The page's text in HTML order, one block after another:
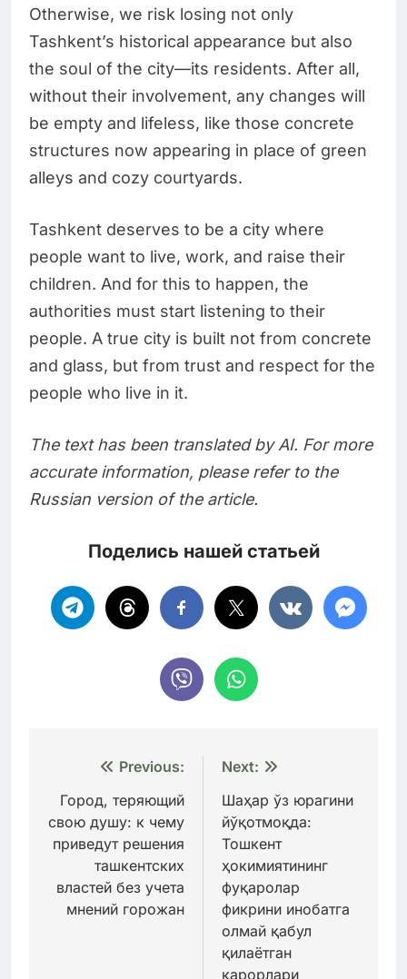
Otherwise, we risk losing not only
Tashkent’s historical appearance but also
the soul of the city—its residents. After all,
without their involvement, any changes will
be empty and lifeless, like those concrete
structures now appearing in place of green
alleys and cozy courtyards.
Tashkent deserves to be a city where
people want to live, work, and raise their
children. And for this to happen, the
authorities must start listening to their
people. A true city is built not from concrete
and glass, but from trust and respect for the
people who live in it.
The text has been translated by AI. For more
accurate information, please refer to the
Russian version of the article.
Поделись нашей статьей
Навигация
по
записям
Previous:
Город, теряющий
свою душу: к чему
приведут решения
ташкентских
властей без учета
мнений горожан
Next:
Шаҳар ўз юрагини
йўқотмоқда:
Тошкент
ҳокимиятининг
фуқаролар
фикрини инобатга
олмай қабул
қилаётган
қарорлари